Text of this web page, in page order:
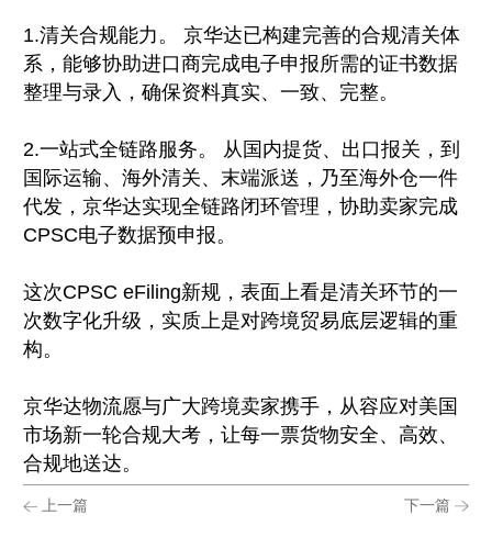
1.清关合规能力。 京华达已构建完善的合规清关体
系，能够协助进口商完成电子申报所需的证书数据
整理与录入，确保资料真实、一致、完整。
2.一站式全链路服务。 从国内提货、出口报关，到
国际运输、海外清关、末端派送，乃至海外仓一件
代发，京华达实现全链路闭环管理，协助卖家完成
CPSC电子数据预申报。
这次CPSC eFiling新规，表面上看是清关环节的一
次数字化升级，实质上是对跨境贸易底层逻辑的重
构。
京华达物流愿与广大跨境卖家携手，从容应对美国
市场新一轮合规大考，让每一票货物安全、高效、
合规地送达。
上一篇 下一篇